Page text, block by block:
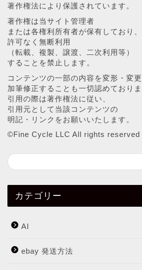
著作権法により保護されています。
著作権は当サイト管理者
または各権利所有者が保有しており、
許可なく無断利用
（転載、複製、譲渡、二次利用等）
することを禁止します。
コンテンツの一部の内容を変形・変更
加筆修正することも一切認めておりま
引用の際は著作権法に従い、
引用元として当該コンテンツの
明記・リンクをお願いいたします。
©︎Fine Cycle LLC All rights reserved
カテゴリー
AI
ebay 発送方法